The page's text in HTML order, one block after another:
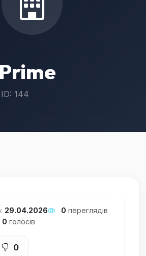
ID: 144
29.04.2026 0 переглядів
0 голосів
0